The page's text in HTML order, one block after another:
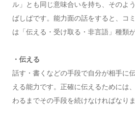
ル」とも同じ意味合いを持ち、そのよ
ばしばです。能力面の話をすると、コ
は「伝える・受け取る・非言語」種類が
・伝える
話す・書くなどの手段で自分が相手に
える能力です。正確に伝えるためには
わるまでその手段を続けなければなりま